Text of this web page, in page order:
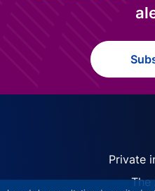
ACPR site
Private
The